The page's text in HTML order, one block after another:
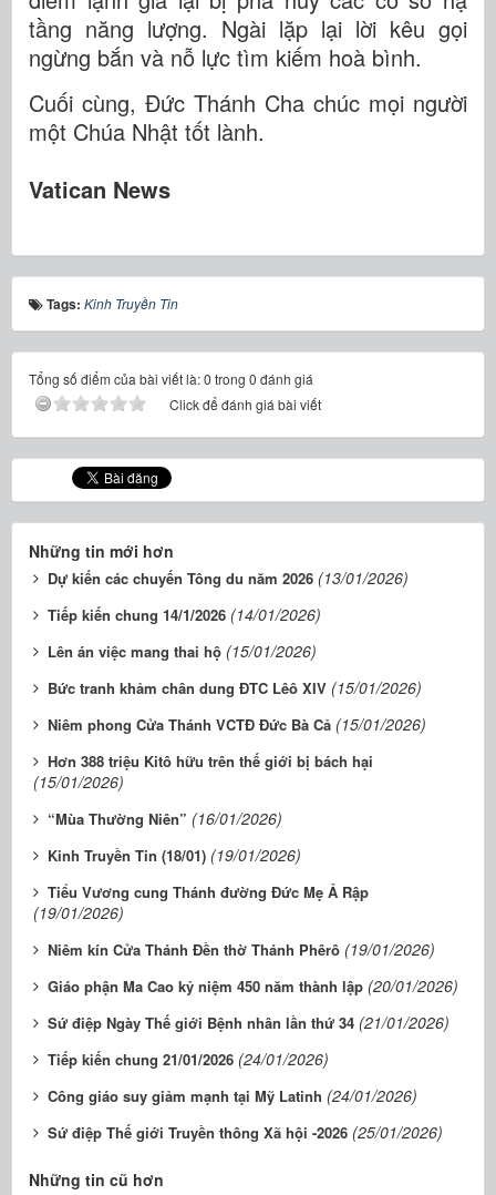
tầng năng lượng. Ngài lặp lại lời kêu gọi
ngừng bắn và nỗ lực tìm kiếm hoà bình.
Cuối cùng, Đức Thánh Cha chúc mọi người
một Chúa Nhật tốt lành.
Vatican News
Tags: Kinh Truyền Tin
Tổng số điểm của bài viết là: 0 trong 0 đánh giá
Click để đánh giá bài viết
Những tin mới hơn
Dự kiến các chuyến Tông du năm 2026 (13/01/2026)
Tiếp kiến chung 14/1/2026 (14/01/2026)
Lên án việc mang thai hộ (15/01/2026)
Bức tranh khảm chân dung ĐTC Lêô XIV (15/01/2026)
Niêm phong Cửa Thánh VCTĐ Đức Bà Cả (15/01/2026)
Hơn 388 triệu Kitô hữu trên thế giới bị bách hại
(15/01/2026)
“Mùa Thường Niên” (16/01/2026)
Kinh Truyền Tin (18/01) (19/01/2026)
Tiểu Vương cung Thánh đường Đức Mẹ Ả Rập
(19/01/2026)
Niêm kín Cửa Thánh Đền thờ Thánh Phêrô (19/01/2026)
Giáo phận Ma Cao kỷ niệm 450 năm thành lập (20/01/2026)
Sứ điệp Ngày Thế giới Bệnh nhân lần thứ 34 (21/01/2026)
Tiếp kiến chung 21/01/2026 (24/01/2026)
Công giáo suy giảm mạnh tại Mỹ Latinh (24/01/2026)
Sứ điệp Thế giới Truyền thông Xã hội -2026 (25/01/2026)
Những tin cũ hơn